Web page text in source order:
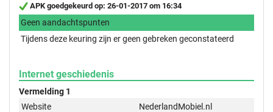
APK goedgekeurd op: 26-01-2017 om 16:34
Geen aandachtspunten
Tijdens deze keuring zijn er geen gebreken geconstateerd
Internet geschiedenis
Vermelding 1
Website
NederlandMobiel.nl